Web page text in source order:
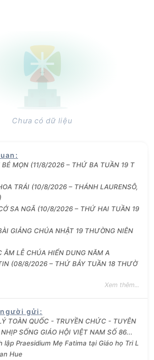
Chưa có dữ liệu
:
BÉ MỌN (11/8/2026 – THỨ BA TUẦN 19 T
TRÁI (10/8/2026 – THÁNH LAURENSÔ,
SA NGÃ (10/8/2026 – THỨ HAI TUẦN 19
GIẢNG CHÚA NHẬT 19 THƯỜNG NIÊN
ÂM LỄ CHÚA HIỂN DUNG NĂM A
(08/8/2026 – THỨ BẢY TUẦN 18 THƯỜ
Xem thêm...
gửi :
TOÀN QUỐC - TRUYỀN CHỨC - TUYÊN
SỐNG GIÁO HỘI VIỆT NAM SỐ 86...
lập Praesidium Mẹ Fatima tại Giáo họ Tri L
Hue